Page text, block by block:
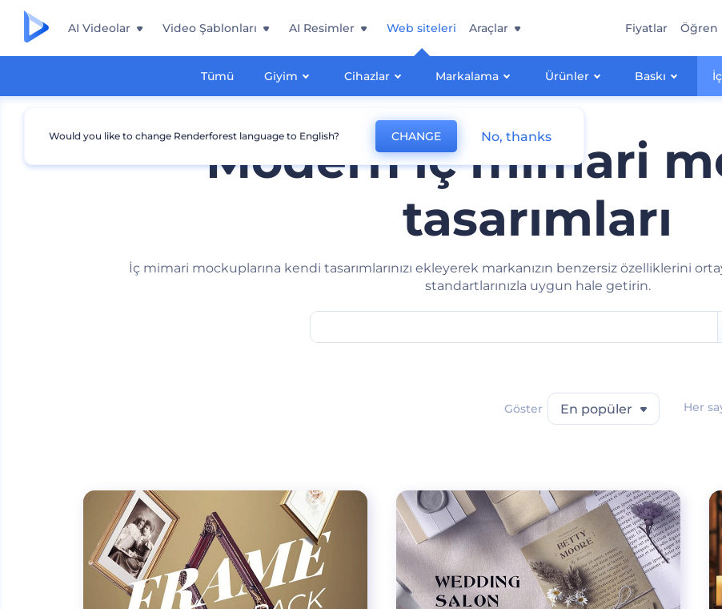
AI Videolar Video Şablonları AI Resimler Web siteleri
Tümü Giyim Cihazlar Markalama Ürünler Baskı
Araçlar Fiyatlar Öğren
Modern iç mimari
tasarımları
İç mimari mockuplarına kendi tasarımlarınızı ekleyerek markanızın benzersiz özelliklerini
standartlarınızla uygun hale getirin.
Göster En popüler Her
Would you like to change Renderforest language to English? CHANGE No, thanks